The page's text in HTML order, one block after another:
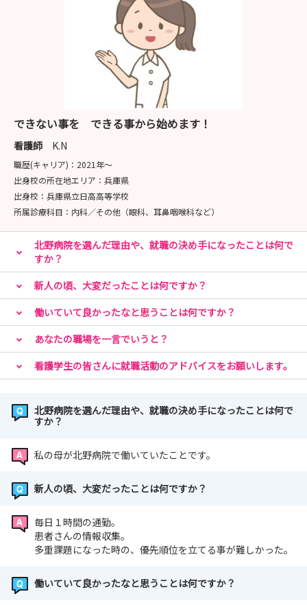
202８年4月採用の新卒看護師向けの病院見学会を7・8・9
ご興味のある方は、説明会・見学会申込より日程をご確認
2027年新卒向け募集は終了しました。
たくさんのご応募ありがとうございました。
できない事を できる事から始めます！
看護師 K.N
職歴(キャリア)： 2021年〜
出身校の所在地エリア： 兵庫県
出身校： 兵庫県立日高高等学校
所属診療科目： 内科／その他（眼科、耳鼻咽喉科など）
北野病院を選んだ理由や、就職の決め手になったことは何で
すか？
新人の頃、大変だったことは何ですか？
働いていて良かったなと思うことは何ですか？
あなたの職場を一言でいうと？
看護学生の皆さんに就職活動のアドバイスをお願いします。
北野病院を選んだ理由や、就職の決め手になったことは何で
すか？
私の母が北野病院で働いていたことです。
新人の頃、大変だったことは何ですか？
毎日１時間の通勤。
患者さんの情報収集。
多重課題になった時の、優先順位を立てる事が難しかった。
働いていて良かったなと思うことは何ですか？